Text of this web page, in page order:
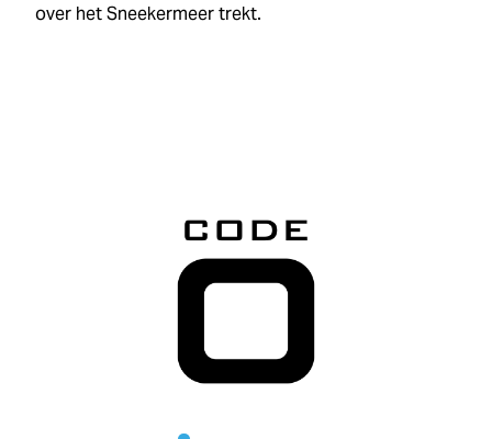
over het Sneekermeer trekt.